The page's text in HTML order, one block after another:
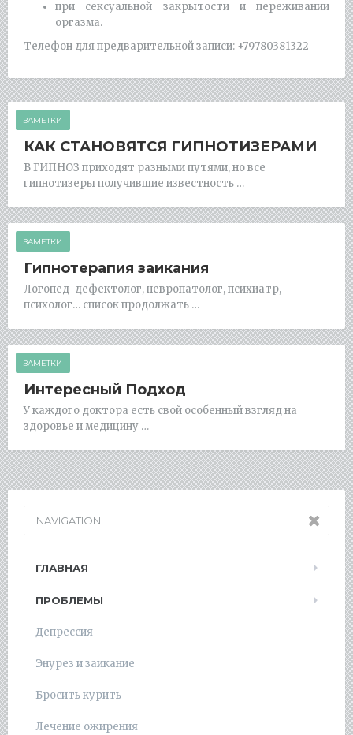
при сексуальной закрытости и переживании
оргазма.
Телефон для предварительной записи: +79780381322
ЗАМЕТКИ
КАК СТАНОВЯТСЯ ГИПНОТИЗЕРАМИ
В ГИПНОЗ приходят разными путями, но все
гипнотизеры получившие известность …
ЗАМЕТКИ
Гипнотерапия заикания
Логопед-дефектолог, невропатолог, психиатр,
психолог… список продолжать …
ЗАМЕТКИ
Интересный Подход
У каждого доктора есть свой особенный взгляд на
здоровье и медицину …
NAVIGATION
ГЛАВНАЯ
ПРОБЛЕМЫ
Депрессия
Энурез и заикание
Бросить курить
Лечение ожирения